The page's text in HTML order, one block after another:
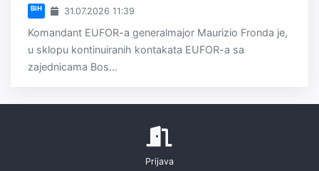
BiH 31.07.2026 11:39
Komandant EUFOR-a generalmajor Maurizio Fronda je,
u sklopu kontinuiranih kontakata EUFOR-a sa
zajednicama Bos...
Prijava